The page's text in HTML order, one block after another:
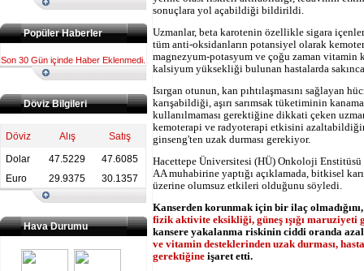
sonuçlara yol açabildiği bildirildi.
Uzmanlar, beta karotenin özellikle sigara
tüm anti-oksidanların potansiyel olarak
magnezyum-potasyum ve çoğu zaman vitamin
kalsiyum yüksekliği bulunan hastalarda
Isırgan otunun, kan pıhtılaşmasını sağlayan
karışabildiği, aşırı sarımsak tüketiminin
kullanılmaması gerektiğine dikkati çeken
kemoterapi ve radyoterapi etkisini
ginseng'ten uzak durması gerekiyor.
Hacettepe Üniversitesi (HÜ) Onkoloji
AA muhabirine yaptığı açıklamada, bitkisel
üzerine olumsuz etkileri olduğunu söyledi.
Kanserden korunmak için bir ilaç
fizik aktivite eksikliği, güneş ışığı maruziyeti
kansere yakalanma riskinin ciddi oranda
ve vitamin desteklerinden uzak durması,
gerektiğine işaret etti.
Popüler Haberler
Son 30 Gün içinde Haber Eklenmedi.
Döviz Bilgileri
Döviz Alış
Satış
Dolar
47.5229
47.6085
Euro
29.9375 30.1357
Hava Durumu